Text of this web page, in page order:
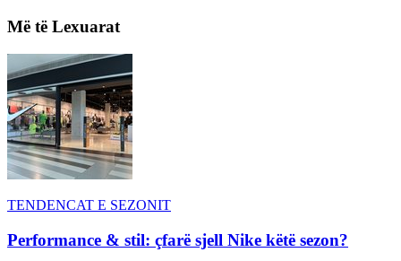
Më të Lexuarat
TENDENCAT E SEZONIT
Performance & stil: çfarë sjell Nike këtë sezon?